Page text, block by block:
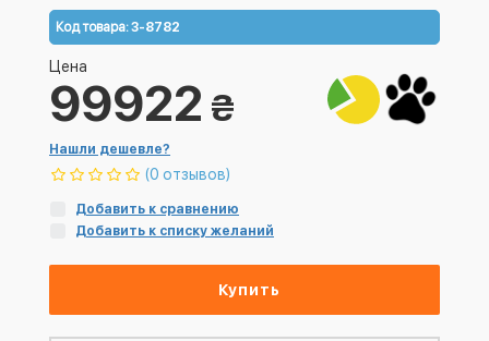
Код товара:3-8782
Цена
99922 ₴
Нашли дешевле?
(0 отзывов)
Добавить к сравнению
Добавить к списку желаний
Купить